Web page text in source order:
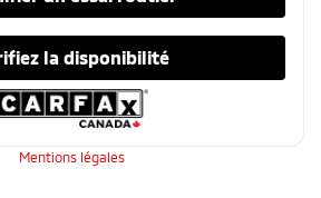
la disponibilité
Mentions légales